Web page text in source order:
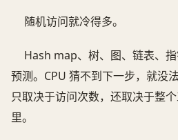
随机访问就冷得多。
Hash map、树、图、链表、
预测。CPU 猜不到下一步，就没
只取决于访问次数，还取决于整
里。